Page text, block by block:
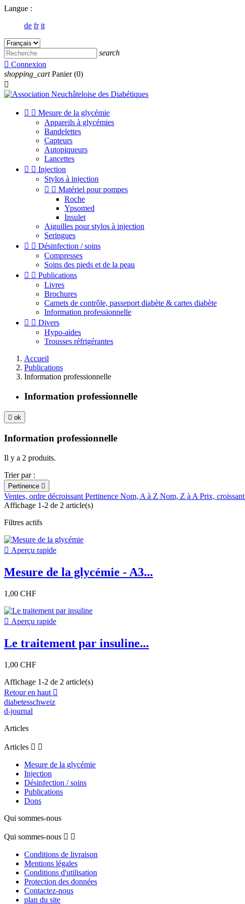
Langue :
de fr it
search
 Connexion
shopping_cart Panier (0)

  Mesure de la glycémie
Appareils à glycémies
Bandelettes
Capteurs
Autopiqueurs
Lancettes
  Injection
Stylos à injection
  Matériel pour pompes
Roche
Ypsomed
Insulet
Aiguilles pour stylos à injection
Seringues
  Désinfection / soins
Compresses
Soins des pieds et de la peau
  Publications
Livres
Brochures
Carnets de contrôle, passeport diabète & cartes diabète
Information professionnelle
  Divers
Hypo-aides
Trousses réfrigérantes
Accueil
Publications
Information professionnelle
Information professionnelle
 ok
Information professionnelle
Il y a 2 produits.
Trier par :
Pertinence 
Ventes, ordre décroissant Pertinence Nom, A à Z Nom, Z à A Prix, croissant
Affichage 1-2 de 2 article(s)
Filtres actifs
 Aperçu rapide
Mesure de la glycémie - A3...
1,00 CHF
 Aperçu rapide
Le traitement par insuline...
1,00 CHF
Affichage 1-2 de 2 article(s)
Retour en haut 
diabetesschweiz
d-journal
Articles
Articles  
Mesure de la glycémie
Injection
Désinfection / soins
Publications
Dons
Qui sommes-nous
Qui sommes-nous  
Conditions de livraison
Mentions légales
Conditions d'utilisation
Protection des données
Contactez-nous
plan du site